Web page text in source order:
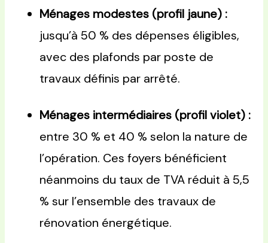
Ménages modestes (profil jaune) :
jusqu’à 50 % des dépenses éligibles,
avec des plafonds par poste de
travaux définis par arrêté.
Ménages intermédiaires (profil violet) :
entre 30 % et 40 % selon la nature de
l’opération. Ces foyers bénéficient
néanmoins du taux de TVA réduit à 5,5
% sur l’ensemble des travaux de
rénovation énergétique.